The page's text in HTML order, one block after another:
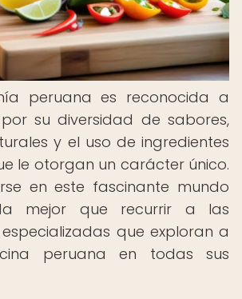
peruana es reconocida a
su diversidad de sabores,
y el uso de ingredientes
le otorgan un carácter único.
en este fascinante mundo
mejor que recurrir a las
que exploran a
peruana en todas sus